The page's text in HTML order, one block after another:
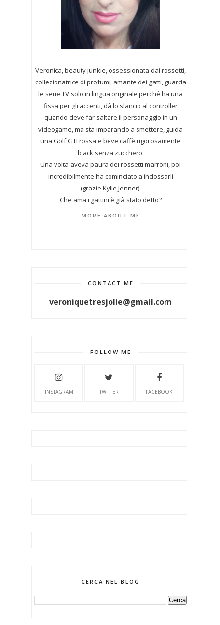
Veronica, beauty junkie, ossessionata dai rossetti,
collezionatrice di profumi, amante dei gatti, guarda
le serie TV solo in lingua originale perché ha una
fissa per gli accenti, dà lo slancio al controller
quando deve far saltare il personaggio in un
videogame, ma sta imparando a smettere, guida
una Golf GTI rossa e beve caffè rigorosamente
black senza zucchero.
Una volta aveva paura dei rossetti marroni, poi
incredibilmente ha cominciato a indossarli
(grazie Kylie Jenner).
Che ama i gattini è già stato detto?
MORE ABOUT ME
CONTACT ME
veroniquetresjolie@gmail.com
FOLLOW ME
INSTAGRAM TWITTER FACEBOOK
CERCA NEL BLOG